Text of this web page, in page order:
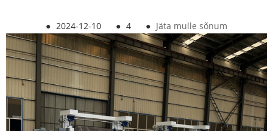
● 2024-12-10 ● 4 ● Jäta mulle sõnum